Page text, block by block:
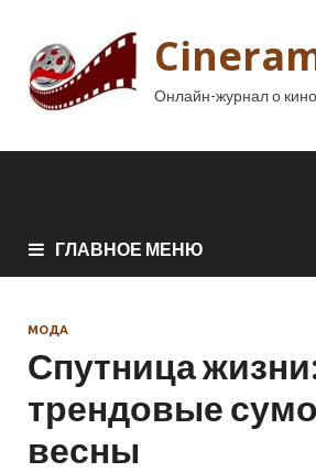
Онлайн-журнал о кино
ГЛАВНОЕ МЕНЮ
МОДА
Спутница
трендовые
весны